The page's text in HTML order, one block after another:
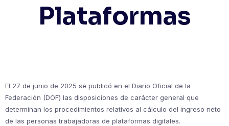
Plataformas
El 27 de junio de 2025 se publicó en el Diario Oficial de la
Federación (DOF) las disposiciones de carácter general que
determinan los procedimientos relativos al cálculo del ingreso neto
de las personas trabajadoras de plataformas digitales.